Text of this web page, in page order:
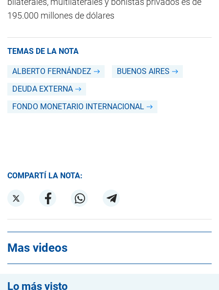
195.000 millones de dólares
TEMAS DE LA NOTA
ALBERTO FERNÁNDEZ
BUENOS AIRES
DEUDA EXTERNA
FONDO MONETARIO INTERNACIONAL
COMPARTÍ LA NOTA:
Mas videos
Lo más visto